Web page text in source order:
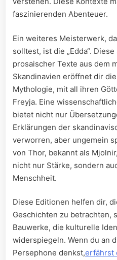
faszinierenden Abenteuer.
Ein weiteres Meisterwerk,
solltest, ist⁣ die „Edda“.
prosaischer‍ Texte aus ​dem
Skandinavien eröffnet‍ dir
Mythologie, mit all ihren
‌Freyja. Eine
bietet⁢ nicht nur
Erklärungen der
verworren, aber ungemein
von Thor, bekannt als
nicht nur Stärke, sondern
Menschheit.
Diese ⁤Editionen helfen dir,
Geschichten zu betrachten,
Bauwerke, die kulturelle
widerspiegeln. Wenn ‌du an
Persephone denkst,erfährst